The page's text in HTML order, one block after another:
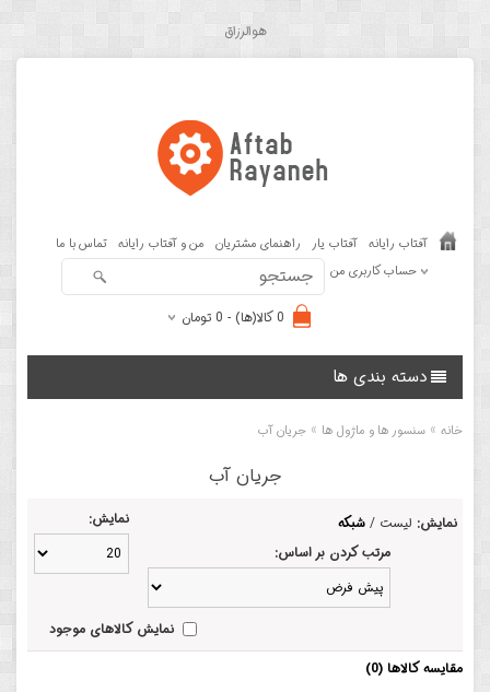
هوالرزاق
آفتاب رایانه آفتاب یار راهنمای مشتریان من و آفتاب رایانه تماس با ما
حساب کاربری من
0 کالا(ها) - 0 تومان
دسته بندی ها
خانه » سنسور ها و ماژول ها » جریان آب
جریان آب
نمایش: لیست / شبکه
نمایش:
مرتب کردن بر اساس:
نمایش کالاهای موجود
مقایسه کالاها (0)